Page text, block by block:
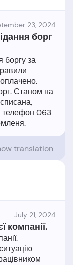
23, 2024
борг
боргу за
оплачено.
Станом на
телефон 063
translation
July 21, 2024
компанії.